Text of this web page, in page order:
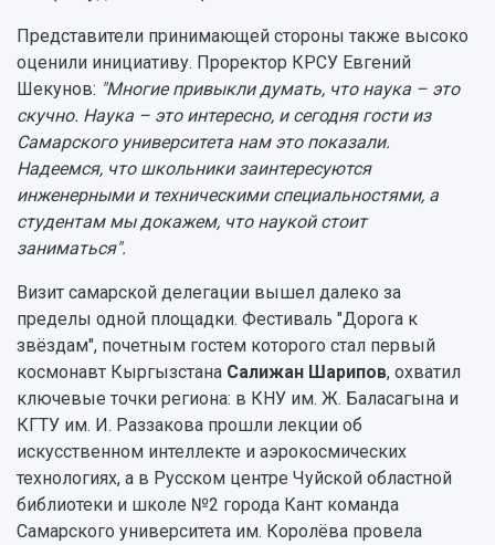
Представители принимающей стороны также высоко
оценили инициативу. Проректор КРСУ Евгений
Шекунов: "Многие привыкли думать, что наука – это
скучно. Наука – это интересно, и сегодня гости из
Самарского университета нам это показали.
Надеемся, что школьники заинтересуются
инженерными и техническими специальностями, а
студентам мы докажем, что наукой стоит
заниматься".
Визит самарской делегации вышел далеко за
пределы одной площадки. Фестиваль "Дорога к
звёздам", почетным гостем которого стал первый
космонавт Кыргызстана Салижан Шарипов, охватил
ключевые точки региона: в КНУ им. Ж. Баласагына и
КГТУ им. И. Раззакова прошли лекции об
искусственном интеллекте и аэрокосмических
технологиях, а в Русском центре Чуйской областной
библиотеки и школе №2 города Кант команда
Самарского университета им. Королёва провела